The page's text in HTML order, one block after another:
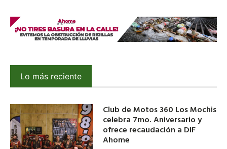
Lo más reciente
Club de Motos 360 Los Mochis
celebra 7mo. Aniversario y
ofrece recaudación a DIF
Ahome